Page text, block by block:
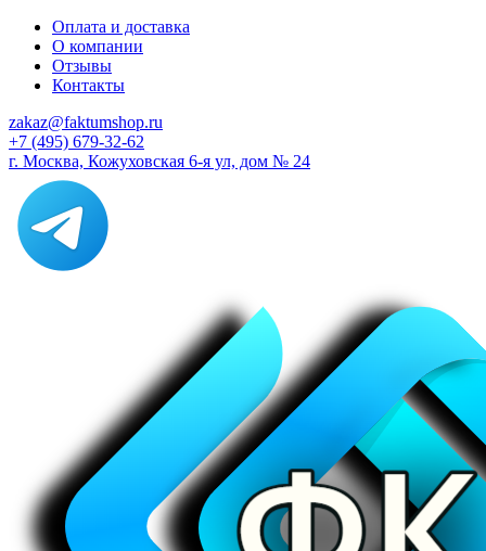
Оплата и доставка
О компании
Отзывы
Контакты
zakaz@faktumshop.ru
+7 (495) 679-32-62
г. Москва, Кожуховская 6-я ул, дом № 24